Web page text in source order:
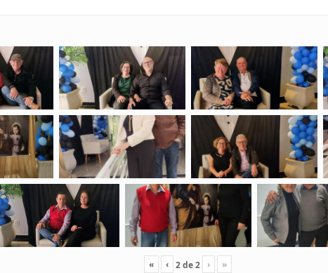
« ‹ 2de2 › »